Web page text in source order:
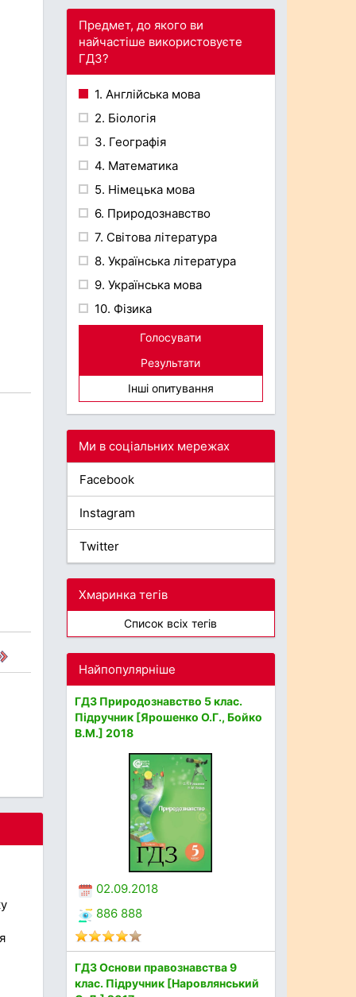
Предмет, до якого ви
найчастіше використовуєте
ГДЗ?
1. Англійська мова
2. Біологія
3. Географія
4. Математика
5. Німецька мова
6. Природознавство
7. Світова література
8. Українська література
9. Українська мова
10. Фізика
Голосувати
Результати
Інші опитування
Ми в соціальних мережах
Facebook
Instagram
Twitter
Хмаринка тегів
Список всіх тегів
Найпопулярніше
ГДЗ Природознавство 5 клас.
Підручник [Ярошенко О.Г., Бойко
В.М.] 2018
02.09.2018
886 888
ГДЗ Основи правознавства 9
клас. Підручник [Наровлянський